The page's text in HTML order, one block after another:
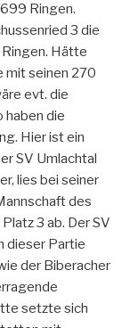
Ringen.
3 die
Hätte
mit seinen 270
evt. die
haben die
Hier ist ein
SV Umlachtal
lies bei seiner
des
3 ab. Der SV
dieser Partie
der Biberacher
setzte sich